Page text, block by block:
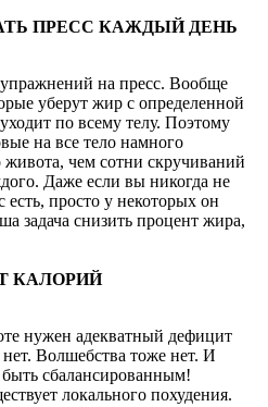
ПРЕСС КАЖДЫЙ ДЕНЬ
на пресс. Вообще
уберут жир с определенной
по всему телу. Поэтому
на все тело намного
живота, чем сотни скручиваний
Даже если вы никогда не
есть, просто у некоторых он
задача снизить процент жира,
КАЛОРИЙ
нужен адекватный дефицит
Волшебства тоже нет. И
сбалансированным!
локального похудения.